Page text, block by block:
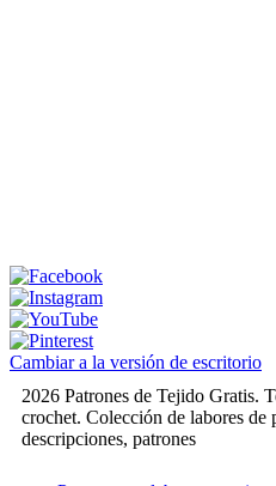
Cambiar a la versión de escritorio
2026 Patrones de Tejido Gratis.
crochet. Colección de labores de
descripciones, patrones